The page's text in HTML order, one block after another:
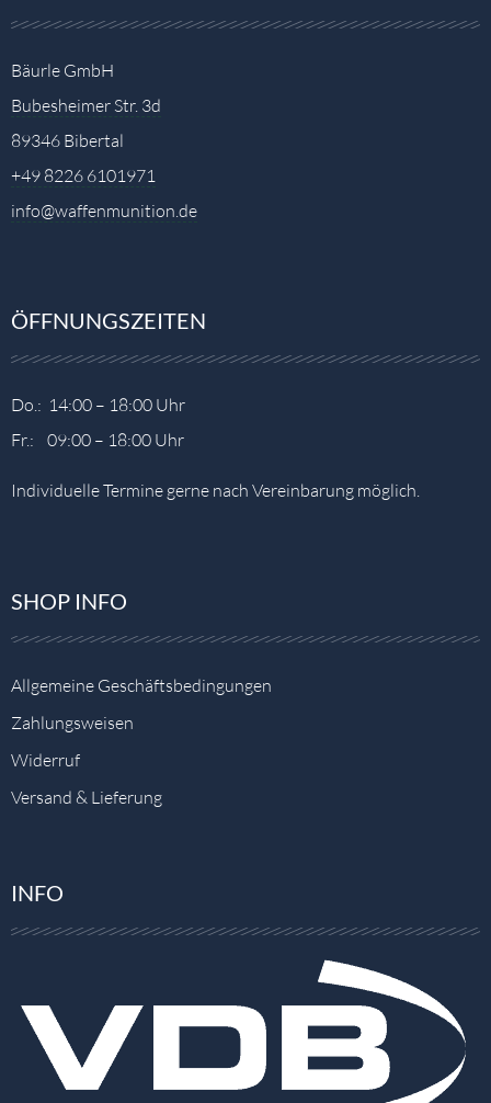
Bäurle GmbH
Bubesheimer Str. 3d
89346 Bibertal
+49 8226 6101971
info@waffenmunition.de
ÖFFNUNGSZEITEN
Do.: 14:00 – 18:00 Uhr
Fr.: 09:00 – 18:00 Uhr
Individuelle Termine gerne nach Vereinbarung möglich.
SHOP INFO
Allgemeine Geschäftsbedingungen
Zahlungsweisen
Widerruf
Versand & Lieferung
INFO